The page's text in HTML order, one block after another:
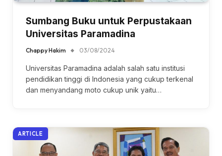
Sumbang Buku untuk Perpustakaan
Universitas Paramadina
Chappy Hakim 03/08/2024
Universitas Paramadina adalah salah satu institusi
pendidikan tinggi di Indonesia yang cukup terkenal
dan menyandang moto cukup unik yaitu…
ARTICLE